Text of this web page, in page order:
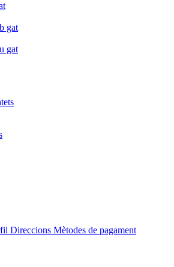
gat
gat
Direccions Mètodes de pagament